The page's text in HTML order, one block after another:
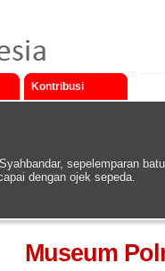
Kontribusi
sepelemparan
dengan ojek sepeda.
Museum